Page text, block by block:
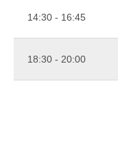
14:30 - 16:45
18:30 - 20:00